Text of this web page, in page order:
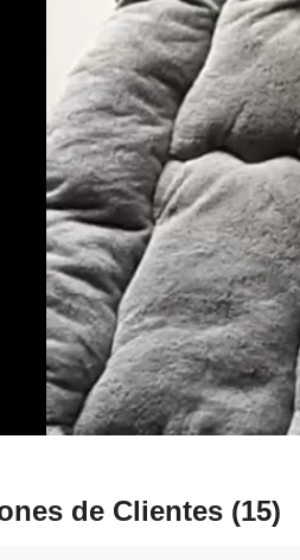
de Clientes (15)